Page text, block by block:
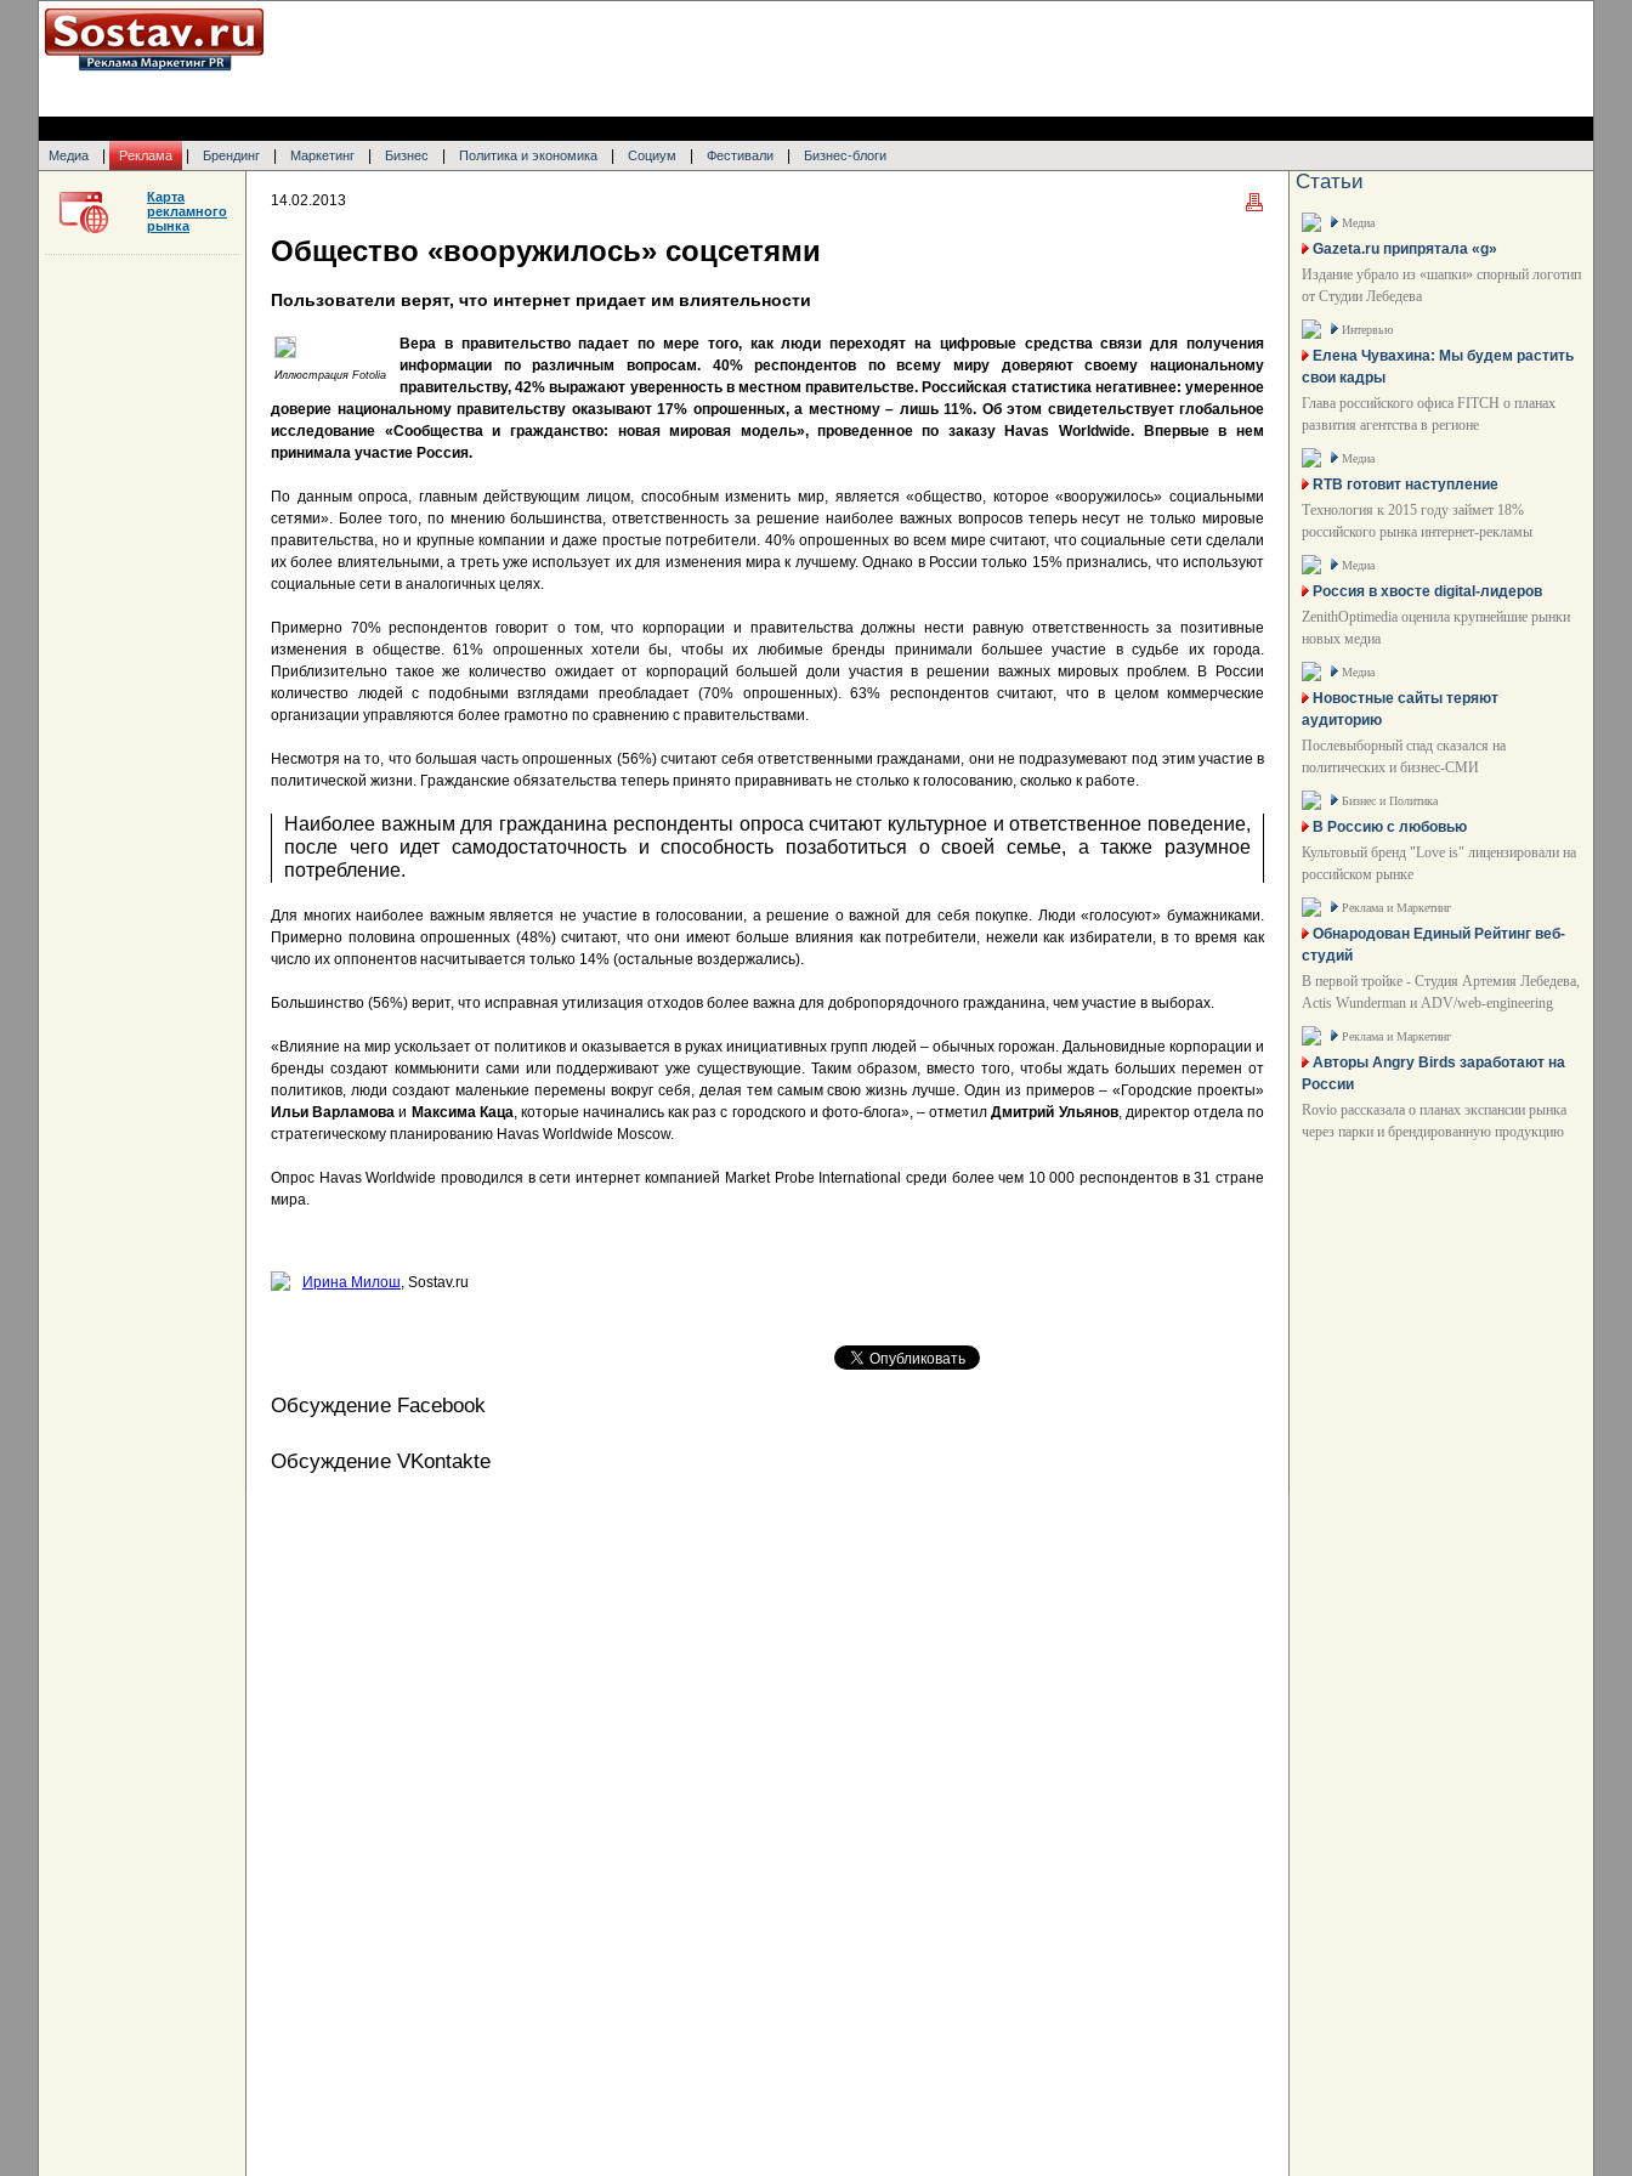
Медиа Реклама Брендинг Маркетинг Бизнес Политика и экономика Социум Фестивали Бизнес-блоги
14.02.2013
Общество «вооружилось» соцсетями
Пользователи верят, что интернет придает им влиятельности
Иллюстрация Fotolia
Вера в правительство падает по мере того, как люди переходят на цифровые средства связи для получения
информации по различным вопросам. 40% респондентов по всему миру доверяют своему национальному
правительству, 42% выражают уверенность в местном правительстве. Российская статистика негативнее: умеренное
доверие национальному правительству оказывают 17% опрошенных, а местному – лишь 11%. Об этом свидетельствует глобальное
исследование «Сообщества и гражданство: новая мировая модель», проведенное по заказу Havas Worldwide. Впервые в нем
принимала участие Россия.
По данным опроса, главным действующим лицом, способным изменить мир, является «общество, которое «вооружилось» социальными
сетями». Более того, по мнению большинства, ответственность за решение наиболее важных вопросов теперь несут не только мировые
правительства, но и крупные компании и даже простые потребители. 40% опрошенных во всем мире считают, что социальные сети сделали
их более влиятельными, а треть уже использует их для изменения мира к лучшему. Однако в России только 15% признались, что используют
социальные сети в аналогичных целях.
Примерно 70% респондентов говорит о том, что корпорации и правительства должны нести равную ответственность за позитивные
изменения в обществе. 61% опрошенных хотели бы, чтобы их любимые бренды принимали большее участие в судьбе их города.
Приблизительно такое же количество ожидает от корпораций большей доли участия в решении важных мировых проблем. В России
количество людей с подобными взглядами преобладает (70% опрошенных). 63% респондентов считают, что в целом коммерческие
организации управляются более грамотно по сравнению с правительствами.
Несмотря на то, что большая часть опрошенных (56%) считают себя ответственными гражданами, они не подразумевают под этим участие в
политической жизни. Гражданские обязательства теперь принято приравнивать не столько к голосованию, сколько к работе.
Наиболее важным для гражданина респонденты опроса считают культурное и ответственное поведение,
после чего идет самодостаточность и способность позаботиться о своей семье, а также разумное
потребление.
Для многих наиболее важным является не участие в голосовании, а решение о важной для себя покупке. Люди «голосуют» бумажниками.
Примерно половина опрошенных (48%) считают, что они имеют больше влияния как потребители, нежели как избиратели, в то время как
число их оппонентов насчитывается только 14% (остальные воздержались).
Большинство (56%) верит, что исправная утилизация отходов более важна для добропорядочного гражданина, чем участие в выборах.
«Влияние на мир ускользает от политиков и оказывается в руках инициативных групп людей – обычных горожан. Дальновидные корпорации и
бренды создают коммьюнити сами или поддерживают уже существующие. Таким образом, вместо того, чтобы ждать больших перемен от
политиков, люди создают маленькие перемены вокруг себя, делая тем самым свою жизнь лучше. Один из примеров – «Городские проекты»
Ильи Варламова и Максима Каца, которые начинались как раз с городского и фото-блога», – отметилДмитрий Ульянов, директор отдела по
стратегическому планированию Havas Worldwide Moscow.
Опрос Havas Worldwide проводился в сети интернет компанией Market Probe International среди более чем 10 000 респондентов в 31 стране
мира.
Ирина Милош, Sostav.ru
Обсуждение Facebook
Обсуждение VKontakte
Карта
рекламного
рынка
Статьи
Медиа
Gazeta.ru припрятала «g»
Издание убрало из «шапки» спорный логотип
от Студии Лебедева
Интервью
Елена Чувахина: Мы будем растить
свои кадры
Глава российского офиса FITCH о планах
развития агентства в регионе
Медиа
RTB готовит наступление
Технология к 2015 году займет 18%
российского рынка интернет-рекламы
Медиа
Россия в хвосте digital-лидеров
ZenithOptimedia оценила крупнейшие рынки
новых медиа
Медиа
Новостные сайты теряют
аудиторию
Послевыборный спад сказался на
политических и бизнес-СМИ
Бизнес и Политика
В Россию с любовью
Культовый бренд "Love is" лицензировали на
российском рынке
Реклама и Маркетинг
Обнародован Единый Рейтинг веб-
студий
В первой тройке - Студия Артемия Лебедева,
Actis Wunderman и ADV/web-engineering
Реклама и Маркетинг
Авторы Angry Birds заработают на
России
Rovio рассказала о планах экспансии рынка
через парки и брендированную продукцию